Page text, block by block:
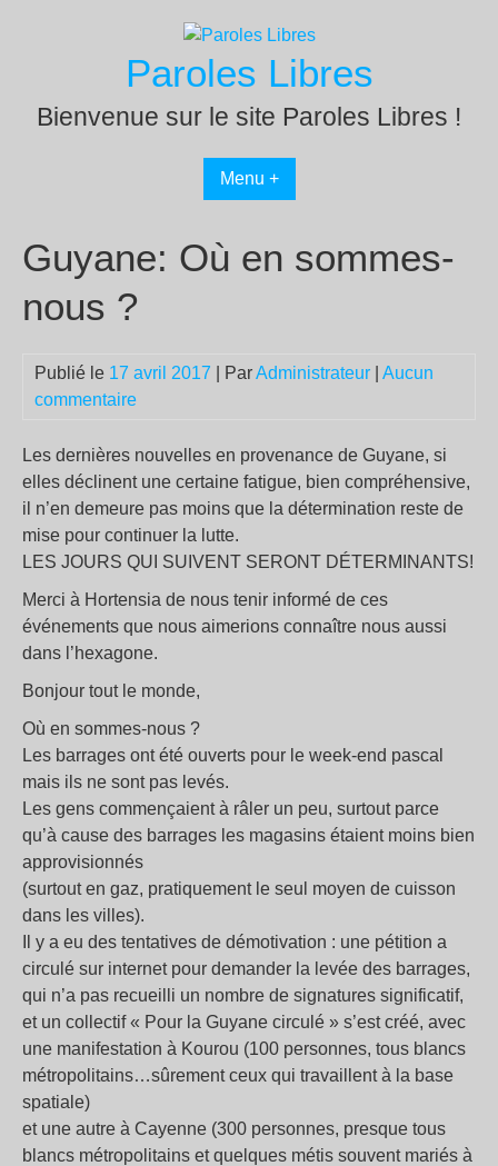
Paroles Libres
Bienvenue sur le site Paroles Libres !
Menu +
Guyane: Où en sommes-
nous ?
Publié le 17 avril 2017 | ParAdministrateur
Aucun
commentaire
Les dernières nouvelles en provenance de Guyane, si
elles déclinent une certaine fatigue, bien compréhensive,
il n’en demeure pas moins que la détermination reste de
mise pour continuer la lutte.
LES JOURS QUI SUIVENT SERONT DÉTERMINANTS!
Merci à Hortensia de nous tenir informé de ces
événements que nous aimerions connaître nous aussi
dans l’hexagone.
Bonjour tout le monde,
Où en sommes-nous ?
Les barrages ont été ouverts pour le week-end pascal
mais ils ne sont pas levés.
Les gens commençaient à râler un peu, surtout parce
qu’à cause des barrages les magasins étaient moins bien
approvisionnés
(surtout en gaz, pratiquement le seul moyen de cuisson
dans les villes).
Il y a eu des tentatives de démotivation : une pétition a
circulé sur internet pour demander la levée des barrages,
qui n’a pas recueilli un nombre de signatures significatif,
et un collectif « Pour la Guyane circulé » s’est créé, avec
une manifestation à Kourou (100 personnes, tous blancs
métropolitains…sûrement ceux qui travaillent à la base
spatiale)
et une autre à Cayenne (300 personnes, presque tous
blancs métropolitains et quelques métis souvent mariés à